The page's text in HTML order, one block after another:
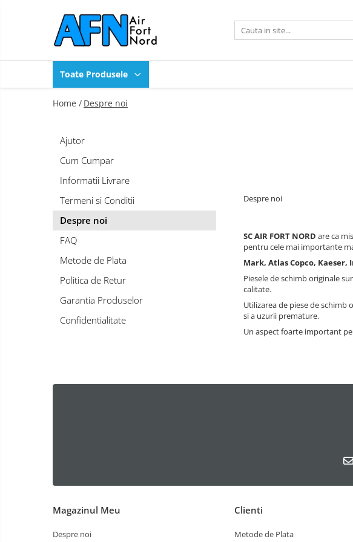
Toate Produsele
Compresoare industriale
Purje automate de condens
Sistem de tratare condens
Ulei compresoare
Scule pneumatice
Compresoare transport pneumatic
Echipamente pentru curatat
panouri solare
Convertizoare de frecventa
Service compresoare
Invertoare solare
Toate Produsele
Home / Despre noi
Despre noi
SC AIR FORT NORD are ca
pentru cele mai importante
Mark, Atlas Copco,
Piesele de schimb originale
calitate.
Utilizarea de piese de
si a uzurii premature.
Un aspect foarte important
Ajutor
Cum Cumpar
Informatii Livrare
Termeni si Conditii
Despre noi
FAQ
Metode de Plata
Politica de Retur
Garantia Produselor
Confidentialitate
Magazinul Meu
Despre noi
Clienti
Metode de Plata